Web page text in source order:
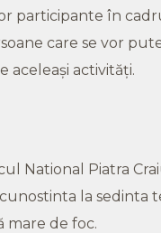
participante în
care se vor
aceleaşi activităţi.
National Piatra
la sedinta
mare de foc.